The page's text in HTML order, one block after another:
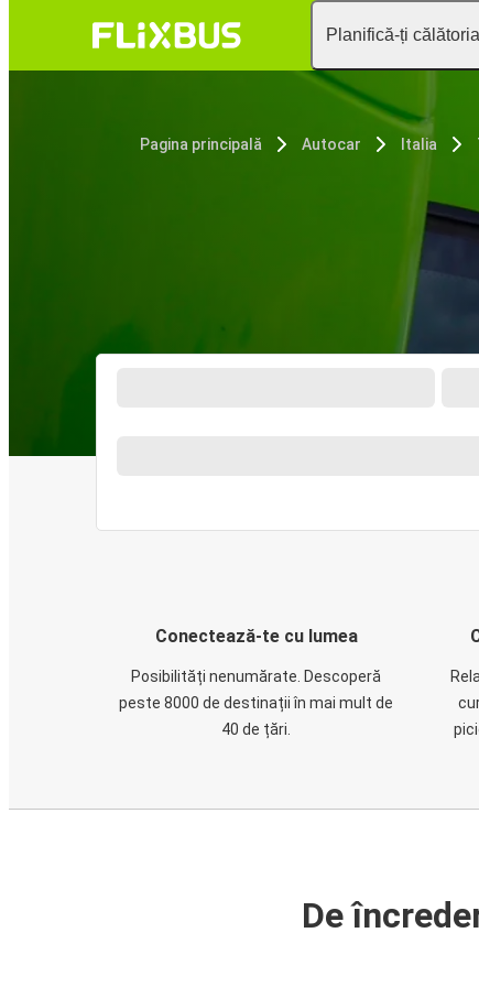
Planifică-ți călătoria
Pagina principală Autocar Italia
Conectează-te cu lumea
Posibilități nenumărate. Descoperă
peste 8000 de destinații în mai mult de
40 de țări.
De